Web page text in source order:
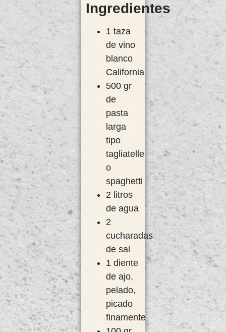
Ingredientes
1 taza
de vino
blanco
California
500 gr
de
pasta
larga
tipo
tagliatelle
o
spaghetti
2 litros
de agua
2
cucharadas
de sal
1 diente
de ajo,
pelado,
picado
finamente